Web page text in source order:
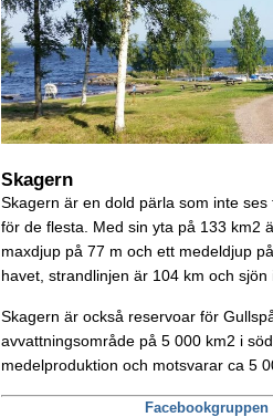
Skagern
Skagern är en dold pärla som inte
för de flesta. Med sin yta på 133 km2
maxdjup på 77 m och ett medeldjup
havet, strandlinjen är 104 km och
Skagern är också reservoar för
avvattningsområde på 5 000 km2 i
medelproduktion och motsvarar ca 5